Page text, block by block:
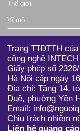
Thế giới
Vĩ mô
Trang TTĐTTH
công nghệ INTECH
Giấy phép số
Hà Nội cấp ngày
Địa chỉ: Tầng 14,
Duệ, phường Yên
Email:
Chịu trách nhiệm
Liên hệ quảng cáo